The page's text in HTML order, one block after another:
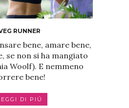
RUNNER
bene, amare bene,
se non si ha mangiato
Woolf). E nemmeno
bene!
DI PIÚ